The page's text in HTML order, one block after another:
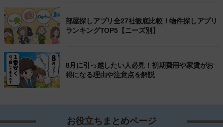
部屋探しアプリ全27社徹底比較！物件探しアプリ
ランキングTOP5【ニーズ別】
8月に引っ越したい人必見！初期費用や家賃がお
得になる理由や注意点を解説
お役立ちまとめページ